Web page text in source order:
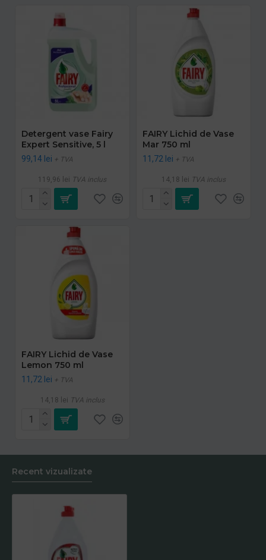
Detergent vase Fairy
Expert Sensitive, 5 l
99,14 lei + TVA
119,96 lei TVA inclus
FAIRY Lichid de Vase
Mar 750 ml
11,72 lei + TVA
14,18 lei TVA inclus
FAIRY Lichid de Vase
Lemon 750 ml
11,72 lei + TVA
14,18 lei TVA inclus
Recent vizualizate